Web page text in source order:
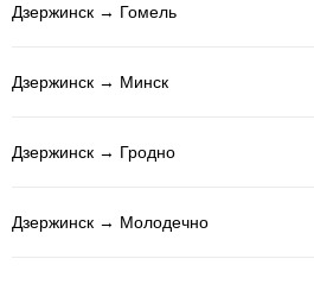
Дзержинск → Гомель
Дзержинск → Минск
Дзержинск → Гродно
Дзержинск → Молодечно